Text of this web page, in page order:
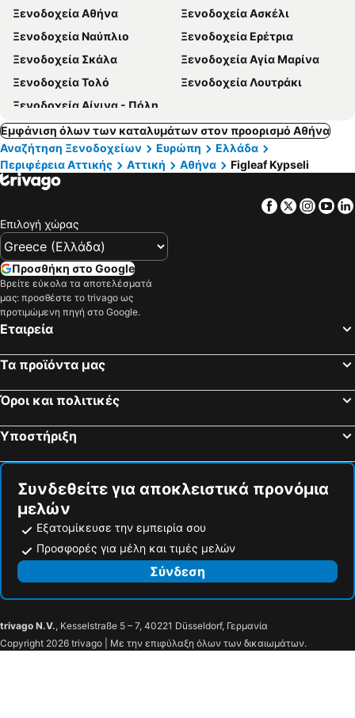
Ξενοδοχεία Αθήνα
Ξενοδοχεία Ασκέλι
Ξενοδοχεία Ναύπλιο
Ξενοδοχεία Ερέτρια
Ξενοδοχεία Σκάλα
Ξενοδοχεία Αγία Μαρίνα
Ξενοδοχεία Τολό
Ξενοδοχεία Λουτράκι
Ξενοδοχεία Αίγινα - Πόλη
Εμφάνιση όλων των καταλυμάτων στον προορισμό Αθήνα
Αναζήτηση Ξενοδοχείων
Ευρώπη
Ελλάδα
Περιφέρεια Αττικής
Αττική Αθήνα Figleaf Kypseli
Facebook
Twitter
Επιλογή χώρας
Προσθήκη στο Google
Βρείτε εύκολα τα αποτελέσματά
μας: προσθέστε το trivago ως
προτιμώμενη πηγή στο Google.
Εταιρεία
Τα προϊόντα μας
Όροι και πολιτικές
Υποστήριξη
Συνδεθείτε για αποκλειστικά προνόμια
μελών
Εξατομίκευσε την εμπειρία σου
Προσφορές για μέλη και τιμές μελών
Σύνδεση
trivago N.V., Kesselstraße 5 – 7, 40221 Düsseldorf, Γερμανία
Copyright 2026 trivago | Με την επιφύλαξη όλων των δικαιωμάτων.